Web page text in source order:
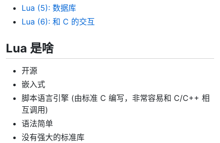
Lua (5): 数据库
Lua (6): 和 C 的交互
Lua 是啥
开源
嵌入式
脚本语言引擎 (由标准 C 编写，非常容易和 C/C++ 相
互调用)
语法简单
没有强大的标准库